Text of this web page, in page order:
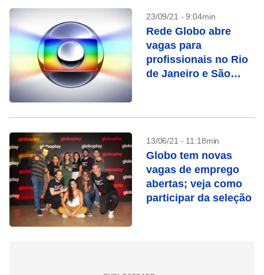
23/09/21 - 9:04min
Rede Globo abre
vagas para
profissionais no Rio
de Janeiro e São
13/06/21 - 11:18min
Globo tem novas
vagas de emprego
abertas; veja como
participar da seleção